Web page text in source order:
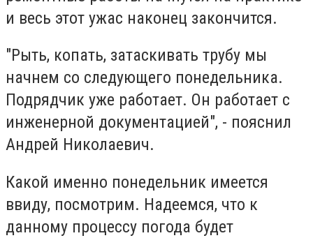
и весь этот ужас наконец закончится.
"Рыть, копать, затаскивать трубу мы
начнем со следующего понедельника.
Подрядчик уже работает. Он работает с
инженерной документацией", - пояснил
Андрей Николаевич.
Какой именно понедельник имеется
ввиду, посмотрим. Надеемся, что к
данному процессу погода будет